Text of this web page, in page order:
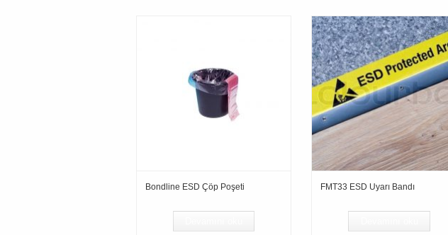
Bondline ESD Çöp Poşeti FMT33 ESD Uyarı Bandı